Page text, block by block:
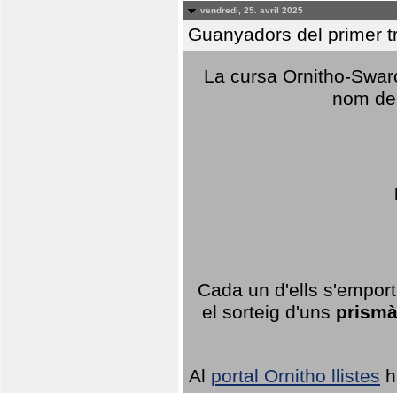
vendredi, 25. avril 2025
Guanyadors del primer
La cursa Ornitho-
nom
Cada un d'ells
el sorteig d'uns
Al portal Ornitho llistes